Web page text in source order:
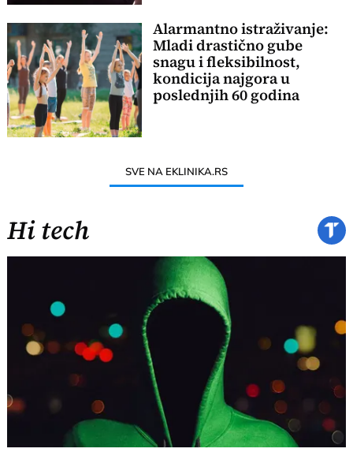
Alarmantno istraživanje:
Mladi drastično gube
snagu i fleksibilnost,
kondicija najgora u
poslednjih 60 godina
SVE NA EKLINIKA.RS
Hi tech